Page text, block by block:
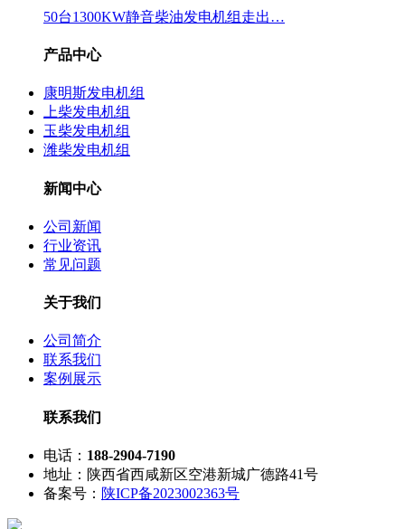
50台1300KW静音柴油发电机组走出…
产品中心
康明斯发电机组
上柴发电机组
玉柴发电机组
潍柴发电机组
新闻中心
公司新闻
行业资讯
常见问题
关于我们
公司简介
联系我们
案例展示
联系我们
电话： 188-2904-7190
地址：陕西省西咸新区空港新城广德路41号
备案号： 陕ICP备2023002363号